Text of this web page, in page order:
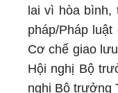
lai vì hòa bình,
pháp/Pháp
Cơ chế giao
Hội nghị Bộ
nghị Bộ trưởng